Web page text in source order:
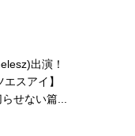
出演！
エスアイ】
せない篇...